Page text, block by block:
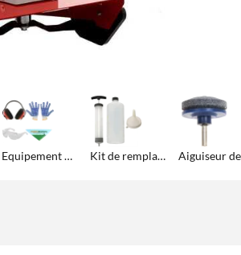
Equipement de Protection: Lunettes, gants, casque et bandana Agrieuro ! Kit de remplacement huile moteur